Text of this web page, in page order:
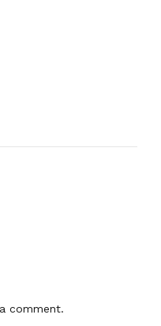
comment.